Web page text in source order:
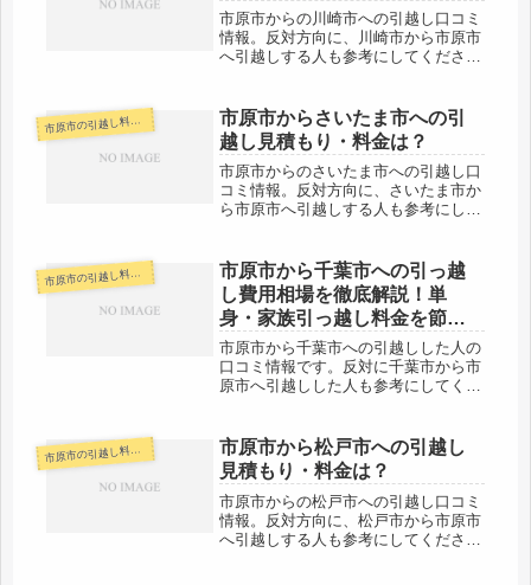
市原市からの川崎市への引越し口コミ
情報。反対方向に、川崎市から市原市
へ引越しする人も参考にしてくださ
引越しは可能な範囲です。アクアライ
ンを通って行くルートが早いですね。
引...
市原市の引越し料金・代金相場・見積り情報
市原市からさいたま市への引
越し見積もり・料金は？
市原市からのさいたま市への引越し口
コミ情報。反対方向に、さいたま市か
ら市原市へ引越しする人も参考にして
範囲ですので、その日中の引越しも十
分可能でしょう。近場よりは料金が...
市原市の引越し料金・代金相場・見積り情報
市原市から千葉市への引っ越
し費用相場を徹底解説！単
身・家族引っ越し料金を節約
する裏技
市原市から千葉市への引越しした人の
口コミ情報です。反対に千葉市から市
原市へ引越しした人も参考にしてくだ
す。当日中に普通は引越しが可能な範
囲になります。引越し代金も単身など
で...
市原市の引越し料金・代金相場・見積り情報
市原市から松戸市への引越し
見積もり・料金は？
市原市からの松戸市への引越し口コミ
情報。反対方向に、松戸市から市原市
へ引越しする人も参考にしてくださ